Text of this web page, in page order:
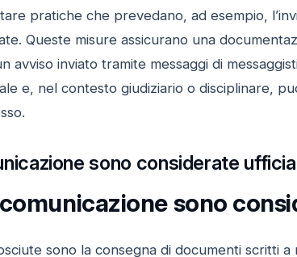
pratiche che prevedano, ad esempio,
Queste misure assicurano una
avviso inviato tramite messaggi di
e, nel contesto giudiziario o disciplinare,
sono considerate
sono
sono la consegna di documenti scritti a